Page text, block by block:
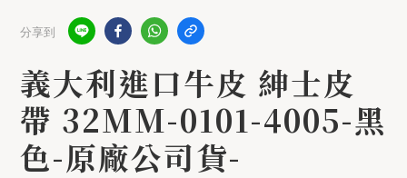
分享到
義大利進口牛皮 紳士皮
帶 32MM-0101-4005-黑
色-原廠公司貨-